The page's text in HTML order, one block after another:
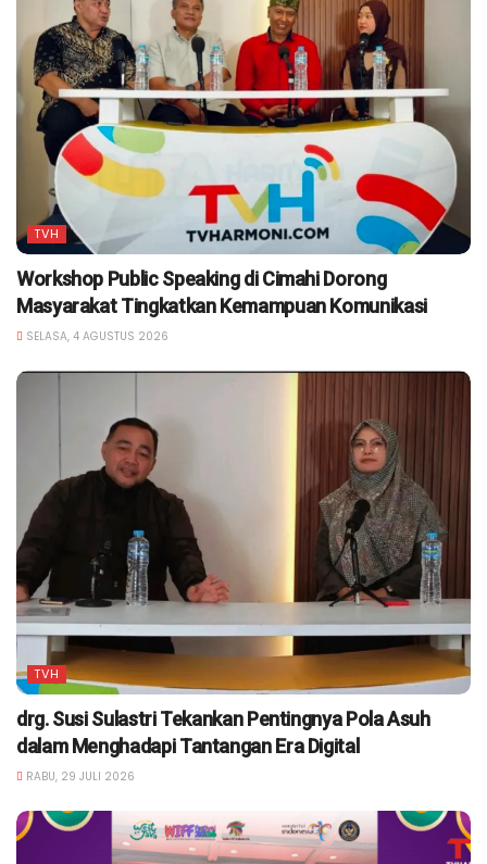
TVH
Workshop Public Speaking di Cimahi Dorong
Masyarakat Tingkatkan Kemampuan Komunikasi
SELASA, 4 AGUSTUS 2026
TVH
drg. Susi Sulastri Tekankan Pentingnya Pola Asuh
dalam Menghadapi Tantangan Era Digital
RABU, 29 JULI 2026